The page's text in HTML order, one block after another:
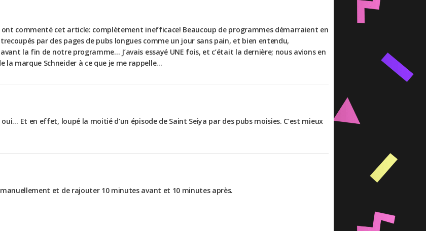
ont commenté cet article: complètement inefficace! Beaucoup de programmes démarraient en
par des pages de pubs longues comme un jour sans pain, et bien entendu,
la fin de notre programme… J’avais essayé UNE fois, et c’était la dernière; nous avions en
marque Schneider à ce que je me rappelle…
Et en effet, loupé la moitié d’un épisode de Saint Seiya par des pubs moisies. C’est mieux
et de rajouter 10 minutes avant et 10 minutes après.